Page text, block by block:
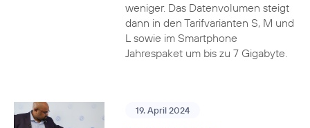
weniger. Das Datenvolumen steigt
dann in den Tarifvarianten S, M und
L sowie im Smartphone
Jahrespaket um bis zu 7 Gigabyte.
19. April 2024